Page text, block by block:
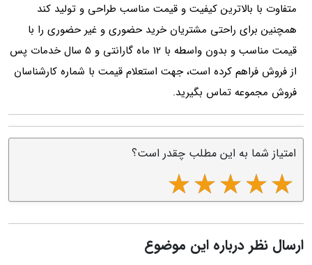
متفاوت با بالاترین کیفیت و قیمت مناسب طراحی و تولید کند
همچنین برای راحتی مشتریان خرید حضوری و غیر حضوری را با
قیمت مناسب و بدون واسطه با 12 ماه گارانتی و 5 سال خدمات پس
از فروش فراهم کرده است، جهت استعلام قیمت با شماره کارشناسان
فروش مجموعه تماس بگیرید.
امتیاز شما به این مطلب چقدر است؟
ارسال نظر درباره این موضوع